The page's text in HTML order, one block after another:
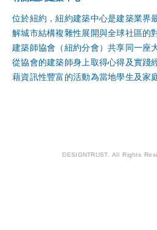
位於紐約，紐約建築中心是建築業界
解城市結構複雜性展開與全球社區的
建築師協會（紐約分會）共享同一座
從協會的建築師身上取得心得及實踐
藉資訊性豐富的活動為當地學生及家
DESIGNTRUST. All Rights